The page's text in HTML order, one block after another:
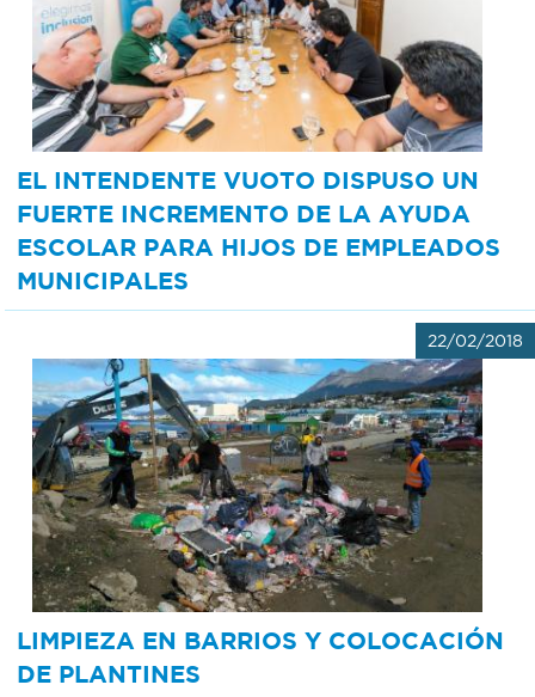
Bromatología
Rentas
Municipal
Mi
bondi
estudiantil
Recorrido
colectivos
Recarga
SUBE
Personal
municipal
EL INTENDENTE VUOTO DISPUSO UN
FUERTE INCREMENTO DE LA AYUDA
ESCOLAR PARA HIJOS DE EMPLEADOS
MUNICIPALES
22/02/2018
LIMPIEZA EN BARRIOS Y COLOCACIÓN
DE PLANTINES